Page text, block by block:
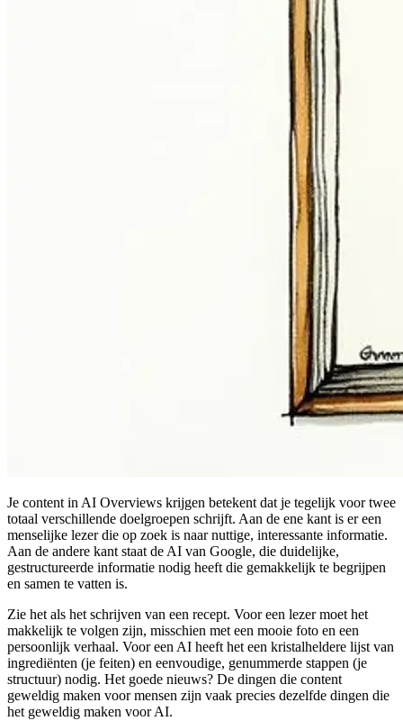
Je content in AI Overviews krijgen betekent dat je tegelijk voor twee
totaal verschillende doelgroepen schrijft. Aan de ene kant is er een
menselijke lezer die op zoek is naar nuttige, interessante informatie.
Aan de andere kant staat de AI van Google, die duidelijke,
gestructureerde informatie nodig heeft die gemakkelijk te begrijpen
en samen te vatten is.
Zie het als het schrijven van een recept. Voor een lezer moet het
makkelijk te volgen zijn, misschien met een mooie foto en een
persoonlijk verhaal. Voor een AI heeft het een kristalheldere lijst van
ingrediënten (je feiten) en eenvoudige, genummerde stappen (je
structuur) nodig. Het goede nieuws? De dingen die content
geweldig maken voor mensen zijn vaak precies dezelfde dingen die
het geweldig maken voor AI.